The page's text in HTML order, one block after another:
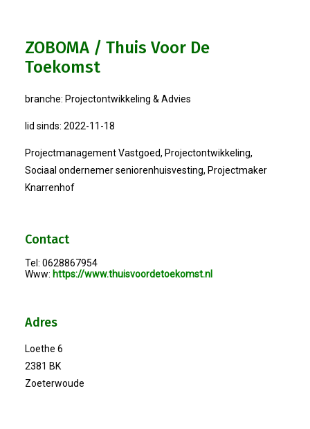
Verkiezingsdebat!
2025-01-02 Van De Voorzitter
Bezoek Aan Swetterhage
Ontbijt Bij De Buren In Leiderdorp!
Verslag Van ALV 2024
ZOBOMA / Thuis Voor De
Toekomst
branche: Projectontwikkeling & Advies
lid sinds: 2022-11-18
Projectmanagement Vastgoed, Projectontwikkeling,
Sociaal ondernemer seniorenhuisvesting, Projectmaker
Knarrenhof
Contact
Tel: 0628867954
Www: https://www.thuisvoordetoekomst.nl
Adres
Loethe 6
2381 BK
Zoeterwoude